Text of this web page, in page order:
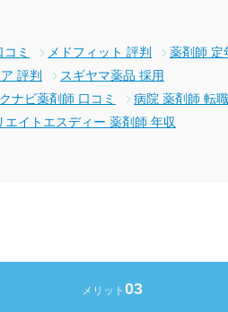
ミ メドフィット 評判
薬剤師 定
評判
スギヤマ薬品 採用
ナビ薬剤師 口コミ
病院 薬剤師 転職
エイトエスディー 薬剤師 年収
メリット 03